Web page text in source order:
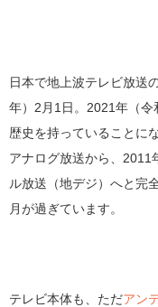
日本で地上波テレビ放送
年）2月1日。2021年（
歴史を持っていることに
アナログ放送から、2011
ル放送（地デジ）へと完
月が過ぎています。
テレビ本体も、ただアン